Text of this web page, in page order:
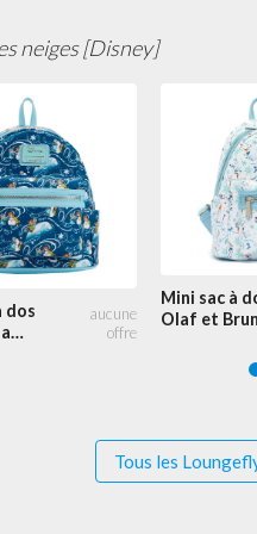
neiges [Disney]
dos
Mini sac à
Olaf et
Tous les